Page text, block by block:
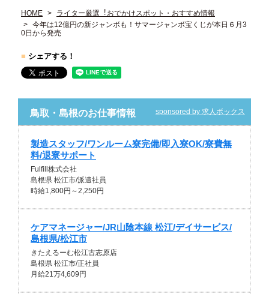
HOME
ライター厳選︕おでかけスポット・おすすめ情報
今年は12億円の新ジャンボも！サマージャンボ宝くじが本日６月3
0日から発売
■ シェアする！
鳥取・島根のお仕事情報 sponsored by 求人ボックス
製造スタッフ/ワンルーム寮完備/即入寮OK/寮費無
料/退寮サポート
Fulfill株式会社
島根県 松江市/派遣社員
時給1,800円～2,250円
ケアマネージャー/JR山陰本線 松江/デイサービス/
島根県/松江市
きたえるーむ松江古志原店
島根県 松江市/正社員
月給21万4,609円